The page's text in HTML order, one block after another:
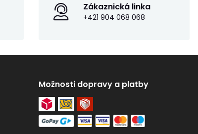
Zákaznická linka
+421 904 068 068
Možnosti dopravy a platby